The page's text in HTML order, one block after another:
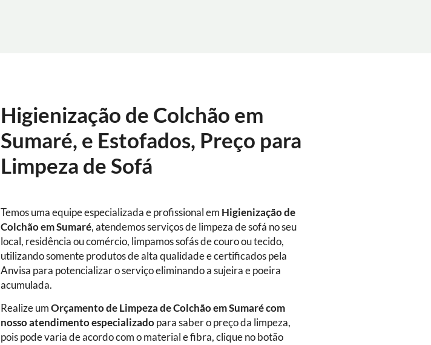
Higienização de Colchão em
Sumaré, e Estofados, Preço para
Limpeza de Sofá
Temos uma equipe especializada e profissional em Higienizaçãode
Colchão em Sumaré, atendemos serviços de limpeza de sofá no seu
local, residência ou comércio, limpamos sofás de couro ou tecido,
utilizando somente produtos de alta qualidade e certificados pela
Anvisa para potencializar o serviço eliminando a sujeira e poeira
acumulada.
Realize umOrçamento de Limpeza de Colchão em Sumaré com
nosso atendimento especializado para saber o preço da limpeza,
pois pode varia de acordo com o material e fibra, clique no botão